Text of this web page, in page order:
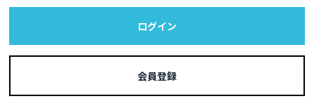
ログイン
会員登録